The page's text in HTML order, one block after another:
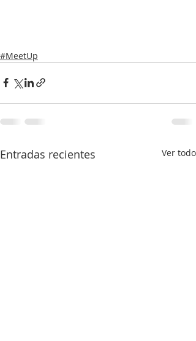
#MeetUp
Entradas recientes Ver todo